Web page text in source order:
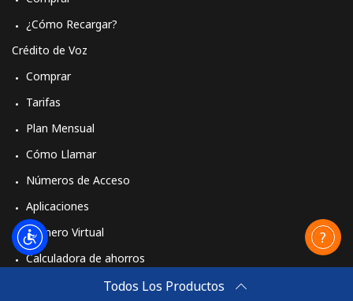
Todos Los Productos
¿Cómo Recargar?
Crédito de Voz
Comprar
Tarifas
Plan Mensual
Cómo Llamar
Números de Acceso
Aplicaciones
Número Virtual
Calculadora de ahorros